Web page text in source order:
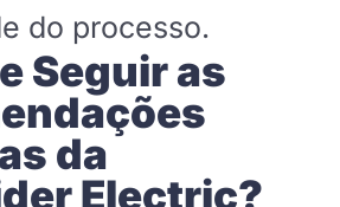
do processo.
Seguir as
da
Electric?